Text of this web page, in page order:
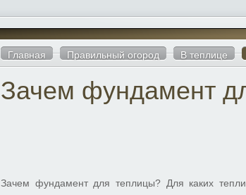
Главная Правильный огород В теплице
Зачем фундамент
Зачем фундамент для теплицы? Для каких